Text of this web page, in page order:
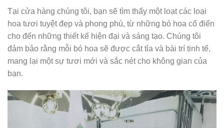
Tại cửa hàng chúng tôi, bạn sẽ tìm thấy một loạt các loại
hoa tươi tuyệt đẹp và phong phú, từ những bó hoa cổ điển
cho đến những thiết kế hiện đại và sáng tạo. Chúng tôi
đảm bảo rằng mỗi bó hoa sẽ được cắt tỉa và bài trí tinh tế,
mang lại một sự tươi mới và sắc nét cho không gian của
bạn.